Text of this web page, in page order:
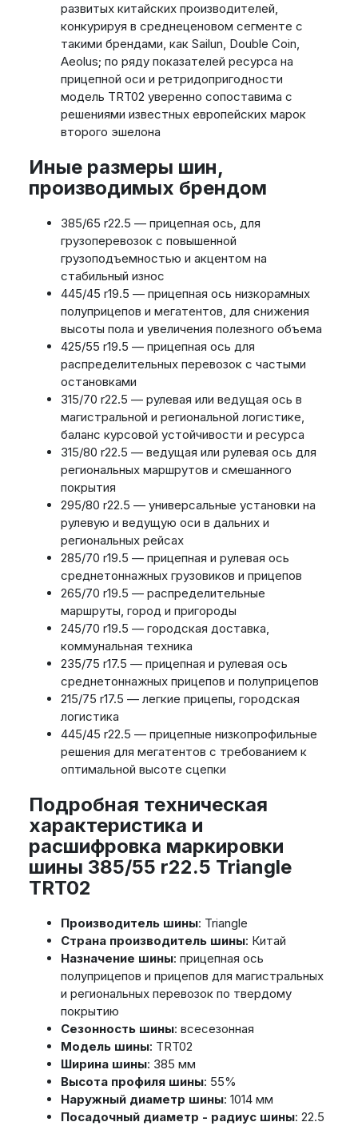
развитых китайских производителей,
конкурируя в среднеценовом сегменте с
такими брендами, как Sailun, Double Coin,
Aeolus; по ряду показателей ресурса на
прицепной оси и ретридопригодности
модель TRT02 уверенно сопоставима с
решениями известных европейских марок
второго эшелона
Иные размеры шин,
производимых брендом
385/65 r22.5 — прицепная ось, для
грузоперевозок с повышенной
грузоподъемностью и акцентом на
стабильный износ
445/45 r19.5 — прицепная ось низкорамных
полуприцепов и мегатентов, для снижения
высоты пола и увеличения полезного объема
425/55 r19.5 — прицепная ось для
распределительных перевозок с частыми
остановками
315/70 r22.5 — рулевая или ведущая ось в
магистральной и региональной логистике,
баланс курсовой устойчивости и ресурса
315/80 r22.5 — ведущая или рулевая ось для
региональных маршрутов и смешанного
покрытия
295/80 r22.5 — универсальные установки на
рулевую и ведущую оси в дальних и
региональных рейсах
285/70 r19.5 — прицепная и рулевая ось
среднетоннажных грузовиков и прицепов
265/70 r19.5 — распределительные
маршруты, город и пригороды
245/70 r19.5 — городская доставка,
коммунальная техника
235/75 r17.5 — прицепная и рулевая ось
среднетоннажных прицепов и полуприцепов
215/75 r17.5 — легкие прицепы, городская
логистика
445/45 r22.5 — прицепные низкопрофильные
решения для мегатентов с требованием к
оптимальной высоте сцепки
Подробная техническая
характеристика и
расшифровка маркировки
шины 385/55 r22.5 Triangle
TRT02
Производитель шины: Triangle
Страна производитель шины: Китай
Назначение шины: прицепная ось
полуприцепов и прицепов для магистральных
и региональных перевозок по твердому
покрытию
Сезонность шины: всесезонная
Модель шины: TRT02
Ширина шины: 385 мм
Высота профиля шины: 55%
Наружный диаметр шины: 1014 мм
Посадочный диаметр - радиус шины: 22.5